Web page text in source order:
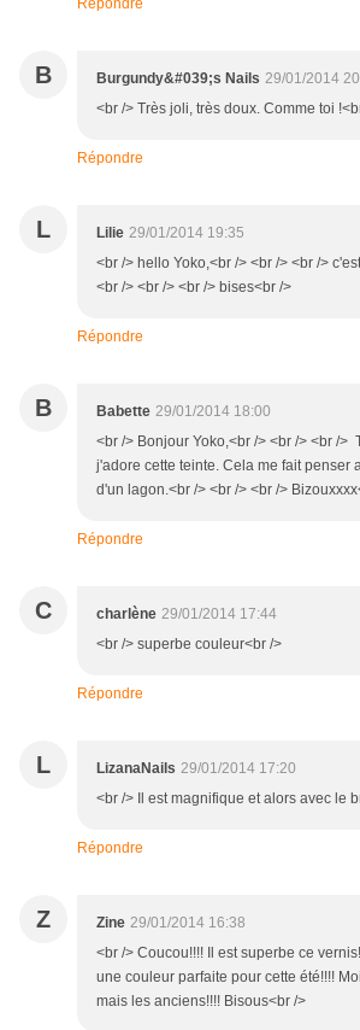
Répondre
B Burgundy&#039;s Nails 29/01/2014
<br /> Très joli, très doux. Comme toi
Répondre
L Lilie 29/01/2014 19:35
<br /> hello Yoko,<br /> <br /> <br />
<br /> <br /> <br /> bises<br />
Répondre
B Babette 29/01/2014 18:00
<br /> Bonjour Yoko,<br /> <br /> <br />
j'adore cette teinte. Cela me fait penser
d'un lagon.<br /> <br /> <br />
Répondre
C charlène 29/01/2014 17:44
<br /> superbe couleur<br />
Répondre
L LizanaNails 29/01/2014 17:20
<br /> Il est magnifique et alors avec le
Répondre
Z Zine 29/01/2014 16:38
<br /> Coucou!!!! Il est superbe ce
une couleur parfaite pour cette été!!!!
mais les anciens!!!! Bisous<br />